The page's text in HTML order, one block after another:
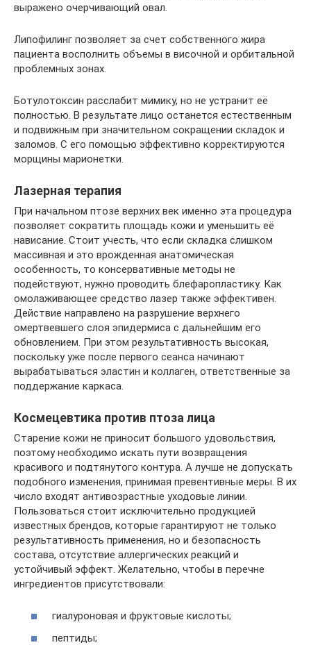
выражено очерчивающий овал.
Липофилинг позволяет за счет собственного жира
пациента восполнить объемы в височной и орбитальной
проблемных зонах.
Ботулотоксин расслабит мимику, но не устранит её
полностью. В результате лицо останется естественным
и подвижным при значительном сокращении складок и
заломов. С его помощью эффективно корректируются
морщины марионетки.
Лазерная терапия
При начальном птозе верхних век именно эта процедура
позволяет сократить площадь кожи и уменьшить её
нависание. Стоит учесть, что если складка слишком
массивная и это врожденная анатомическая
особенность, то консервативные методы не
подействуют, нужно проводить блефаропластику. Как
омолаживающее средство лазер также эффективен.
Действие направлено на разрушение верхнего
омертвевшего слоя эпидермиса с дальнейшим его
обновлением. При этом результативность высокая,
поскольку уже после первого сеанса начинают
вырабатываться эластин и коллаген, ответственные за
поддержание каркаса.
Космецевтика против птоза лица
Старение кожи не приносит большого удовольствия,
поэтому необходимо искать пути возвращения
красивого и подтянутого контура. А лучше не допускать
подобного изменения, принимая превентивные меры. В их
число входят антивозрастные уходовые линии.
Пользоваться стоит исключительно продукцией
известных брендов, которые гарантируют не только
результативность применения, но и безопасность
состава, отсутствие аллергических реакций и
устойчивый эффект. Желательно, чтобы в перечне
ингредиентов присутствовали:
гиалуроновая и фруктовые кислоты;
пептиды;